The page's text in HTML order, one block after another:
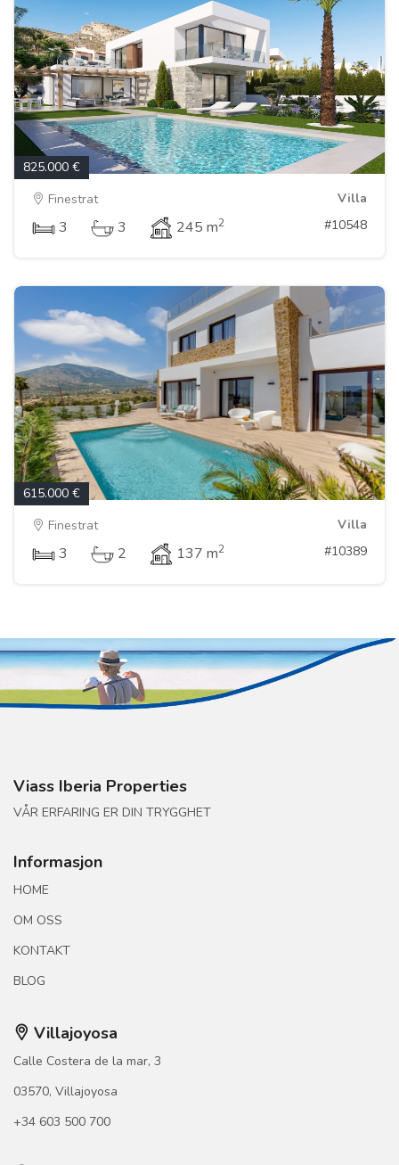
825.000 €
Finestrat
Villa
3 3 245 m2 #10548
615.000 €
Finestrat
Villa
3 2 137 m2 #10389
Viass Iberia Properties
VÅR ERFARING ER DIN TRYGGHET
Informasjon
HOME
OM OSS
KONTAKT
BLOG
Villajoyosa
Calle Costera de la mar, 3
03570, Villajoyosa
+34 603 500 700